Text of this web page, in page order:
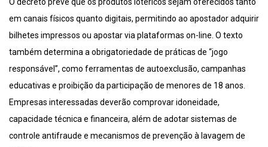
O decreto prevê que os produtos lotéricos sejam oferecidos tanto
em canais físicos quanto digitais, permitindo ao apostador adquirir
bilhetes impressos ou apostar via plataformas on-line. O texto
também determina a obrigatoriedade de práticas de “jogo
responsável”, como ferramentas de autoexclusão, campanhas
educativas e proibição da participação de menores de 18 anos.
Empresas interessadas deverão comprovar idoneidade,
capacidade técnica e financeira, além de adotar sistemas de
controle antifraude e mecanismos de prevenção à lavagem de